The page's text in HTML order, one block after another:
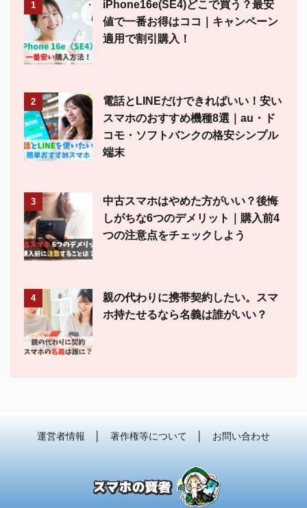
1
iPhone16e(SE4)どこで買う？最安
値で一番お得はココ｜キャンペーン
適用で割引購入！
2
電話とLINEだけできればいい！安い
スマホのおすすめ機種8選｜au・ド
コモ・ソフトバンクの格安シンプル
端末
3
中古スマホはやめた方がいい？後悔
しがちな6つのデメリット｜購入前4
つの注意点をチェックしよう
4
親の代わりに携帯契約したい。スマ
ホ持たせるなら名義は誰がいい？
運営者情報 著作権等について お問い合わせ